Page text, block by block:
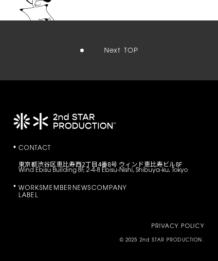
CONTACT
東京都渋谷区恵比寿西2丁目4番8号 ウィンド恵比寿ビル8F
Wind Ebisu Building 8F, 2-4-8 Ebisu-Nishi, Shibuya-ku, Tokyo
WORKSMEMBER NEWSCOMPANY
LABEL
PRIVACY POLICY
© 2025 2nd STAR PRODUCTION.
Next TOP